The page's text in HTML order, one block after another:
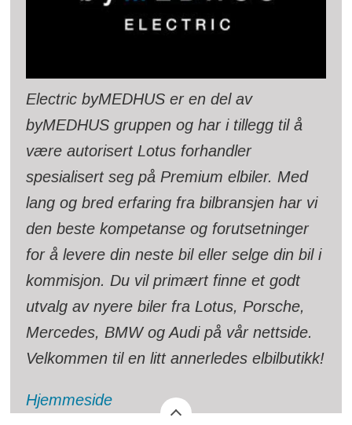
Electric byMEDHUS er en del av
byMEDHUS gruppen og har i tillegg til å
være autorisert Lotus forhandler
spesialisert seg på Premium elbiler. Med
lang og bred erfaring fra bilbransjen har vi
den beste kompetanse og forutsetninger
for å levere din neste bil eller selge din bil i
kommisjon. Du vil primært finne et godt
utvalg av nyere biler fra Lotus, Porsche,
Mercedes, BMW og Audi på vår nettside.
Velkommen til en litt annerledes elbilbutikk!
Hjemmeside